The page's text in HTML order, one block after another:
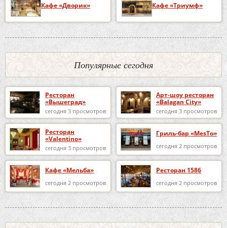
Кафе «Дворик» Кафе «Триумф»
Популярные сегодня
Ресторан
«Вышеград»
сегодня 3 просмотров
Арт-шоу ресторан
«Balagan City»
сегодня 3 просмотров
Ресторан
«Valentino»
сегодня 3 просмотров
Гриль-бар «MesTo»
сегодня 2 просмотров
Кафе «Мельба»
сегодня 2 просмотров
Ресторан 1586
сегодня 2 просмотров